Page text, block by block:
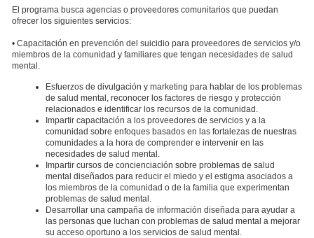
El programa busca agencias o proveedores comunitarios que puedan
ofrecer los siguientes servicios:
• Capacitación en prevención del suicidio para proveedores de servicios y/o
miembros de la comunidad y familiares que tengan necesidades de salud
mental.
Esfuerzos de divulgación y marketing para hablar de los problemas
de salud mental, reconocer los factores de riesgo y protección
relacionados e identificar los recursos de la comunidad.
Impartir capacitación a los proveedores de servicios y a la
comunidad sobre enfoques basados en las fortalezas de nuestras
comunidades a la hora de comprender e intervenir en las
necesidades de salud mental.
Impartir cursos de concienciación sobre problemas de salud
mental diseñados para reducir el miedo y el estigma asociados a
los miembros de la comunidad o de la familia que experimentan
problemas de salud mental.
Desarrollar una campaña de información diseñada para ayudar a
las personas que luchan con problemas de salud mental a mejorar
su acceso oportuno a los servicios de salud mental.